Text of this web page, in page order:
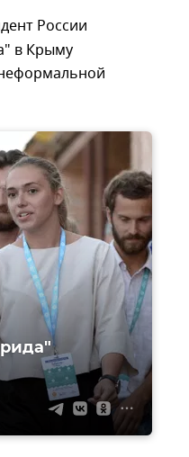
России
в Крыму